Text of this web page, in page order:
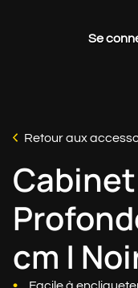
Se
Retour aux
cm |